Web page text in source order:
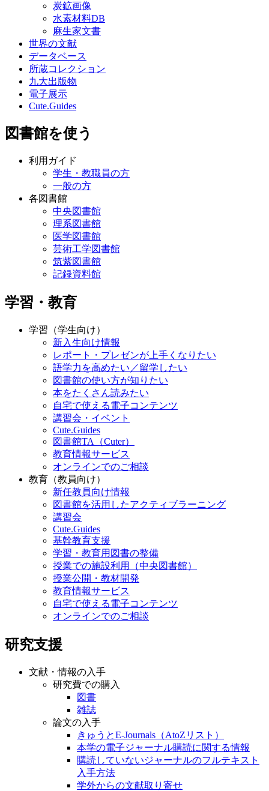
炭鉱画像
水素材料DB
麻生家文書
世界の文献
データベース
所蔵コレクション
九大出版物
電子展示
Cute.Guides
図書館を使う
利用ガイド
学生・教職員の方
一般の方
各図書館
中央図書館
理系図書館
医学図書館
芸術工学図書館
筑紫図書館
記録資料館
学習・教育
学習（学生向け）
新入生向け情報
レポート・プレゼンが上手くなりたい
語学力を高めたい／留学したい
図書館の使い方が知りたい
本をたくさん読みたい
自宅で使える電子コンテンツ
講習会・イベント
Cute.Guides
図書館TA（Cuter）
教育情報サービス
オンラインでのご相談
教育（教員向け）
新任教員向け情報
図書館を活用したアクティブラーニング
講習会
Cute.Guides
基幹教育支援
学習・教育用図書の整備
授業での施設利用（中央図書館）
授業公開・教材開発
教育情報サービス
自宅で使える電子コンテンツ
オンラインでのご相談
研究支援
文献・情報の入手
研究費での購入
図書
雑誌
論文の入手
きゅうとE-Journals（AtoZリスト）
本学の電子ジャーナル購読に関する情報
購読していないジャーナルのフルテキスト
入手方法
学外からの文献取り寄せ